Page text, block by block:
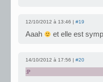
12/10/2012 à 13:46 | #19
Aaah et elle est
14/10/2012 à 17:56 | #20
:P